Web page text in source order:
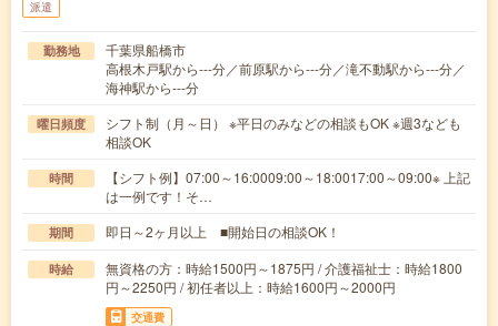
派遣
勤務地
千葉県船橋市
高根木戸駅から---分／前原駅から---分／滝不動駅から---分／
海神駅から---分
曜日頻度
シフト制（月～日） ※平日のみなどの相談もOK ※週3なども
相談OK
時間
【シフト例】07:00～16:0009:00～18:0017:00～09:00※ 上記
は一例です！そ…
期間 即日～2ヶ月以上 ■開始日の相談OK！
時給
無資格の方：時給1500円～1875円 / 介護福祉士：時給1800
円～2250円 / 初任者以上：時給1600円～2000円
交通費